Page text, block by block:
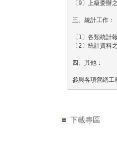
〔9〕上級委辦
三、統計工作：
〔1〕各類統計
〔2〕統計資料
四、其他：
參與各項營繕工
下載專區